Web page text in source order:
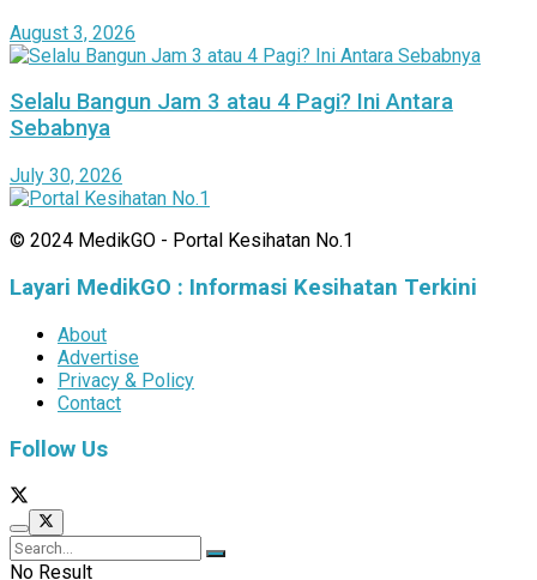
August 3, 2026
Selalu Bangun Jam 3 atau 4 Pagi? Ini Antara
Sebabnya
July 30, 2026
© 2024 MedikGO - Portal Kesihatan No.1
Layari MedikGO : Informasi Kesihatan Terkini
About
Advertise
Privacy & Policy
Contact
Follow Us
No Result